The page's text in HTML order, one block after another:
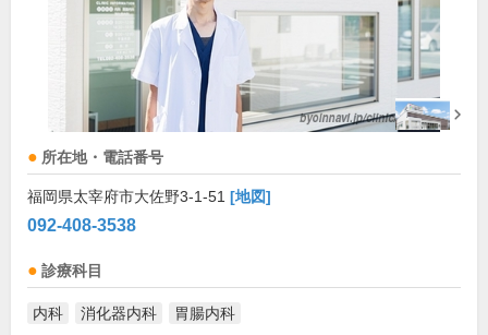
所在地・電話番号
福岡県太宰府市大佐野3-1-51 [地図]
092-408-3538
診療科目
内科 消化器内科 胃腸内科